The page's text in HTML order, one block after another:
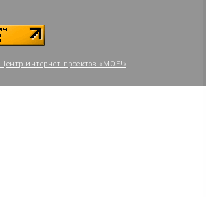
Центр интернет-проектов «МОЁ!»